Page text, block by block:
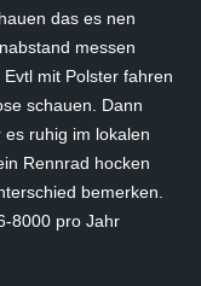
das es nen
messen
mit Polster fahren
schauen. Dann
ruhig im lokalen
Rennrad hocken
bemerken.
8000 pro Jahr